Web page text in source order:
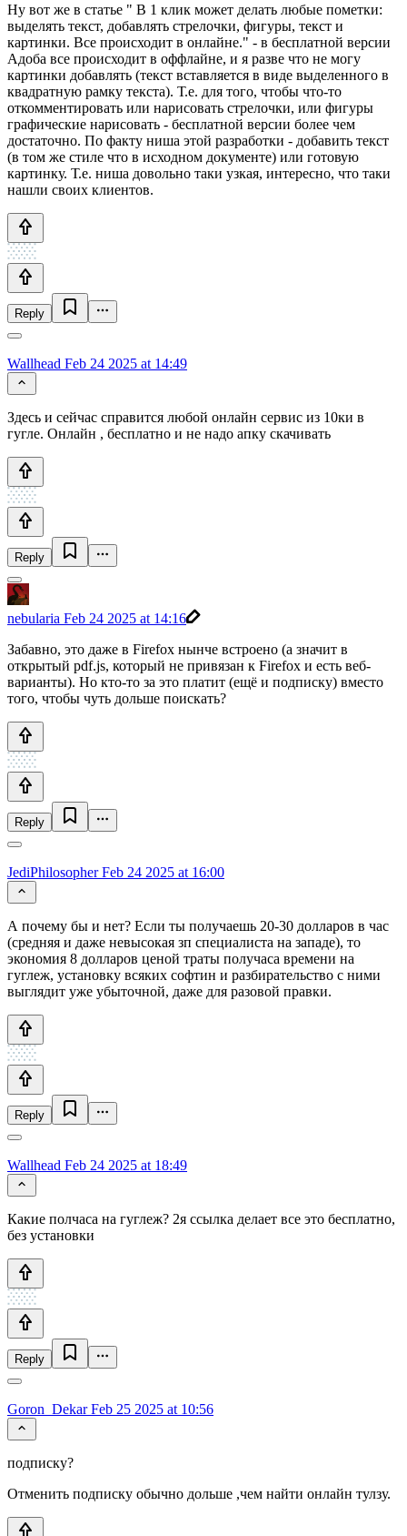
Ну вот же в статье " В 1 клик может делать любые пометки:
выделять текст, добавлять стрелочки, фигуры, текст и
картинки. Все происходит в онлайне." - в бесплатной версии
Адоба все происходит в оффлайне, и я разве что не могу
картинки добавлять (текст вставляется в виде выделенного в
квадратную рамку текста). Т.е. для того, чтобы что-то
откомментировать или нарисовать стрелочки, или фигуры
графические нарисовать - бесплатной версии более чем
достаточно. По факту ниша этой разработки - добавить текст
(в том же стиле что в исходном документе) или готовую
картинку. Т.е. ниша довольно таки узкая, интересно, что таки
нашли своих клиентов.
Reply
Wallhead Feb 24 2025 at 14:49
Здесь и сейчас справится любой онлайн сервис из 10ки в
гугле. Онлайн , бесплатно и не надо апку скачивать
Reply
nebularia Feb 24 2025 at 14:16
Забавно, это даже в Firefox нынче встроено (а значит в
открытый pdf.js, который не привязан к Firefox и есть веб-
варианты). Но кто-то за это платит (ещё и подписку) вместо
того, чтобы чуть дольше поискать?
Reply
JediPhilosopherFeb 24 2025 at 16:00
А почему бы и нет? Если ты получаешь 20-30 долларов в час
(средняя и даже невысокая зп специалиста на западе), то
экономия 8 долларов ценой траты получаса времени на
гуглеж, установку всяких софтин и разбирательство с ними
выглядит уже убыточной, даже для разовой правки.
Reply
Wallhead Feb 24 2025 at 18:49
Какие полчаса на гуглеж? 2я ссылка делает все это бесплатно,
без установки
Reply
Goron_DekarFeb 25 2025 at 10:56
подписку?
Отменить подписку обычно дольше ,чем найти онлайн тулзу.